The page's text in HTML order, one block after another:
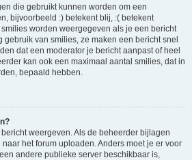
die gebruikt kunnen worden om een
bijvoorbeeld :) betekent blij, :( betekent
worden weergegeven als je een bericht
van smilies, ze maken een bericht snel
dat een moderator je bericht aanpast of heel
kan ook een maximaal aantal smilies, dat in
bepaald hebben.
weergeven. Als de beheerder bijlagen
het forum uploaden. Anders moet je er voor
andere publieke server beschikbaar is,